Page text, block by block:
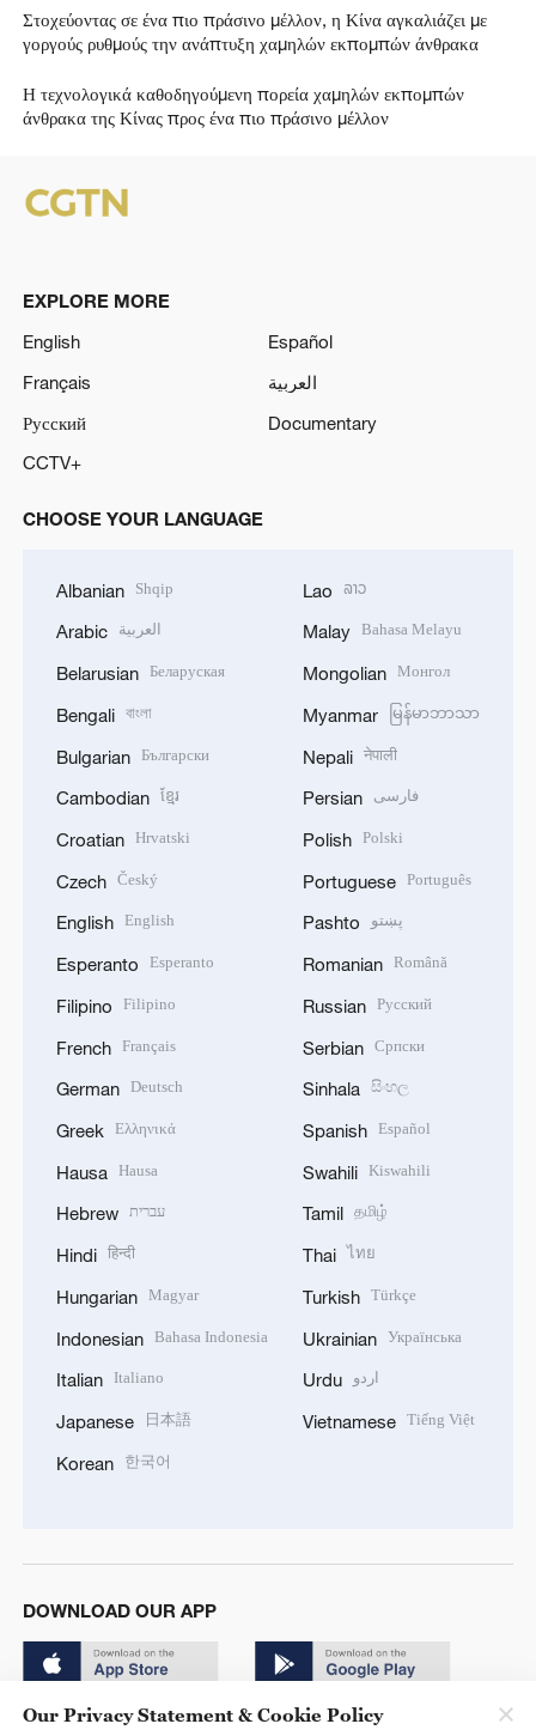
Στοχεύοντας σε ένα πιο πράσινο μέλλον, η Κίνα αγκαλιάζει με
γοργούς ρυθμούς την ανάπτυξη χαμηλών εκπομπών άνθρακα
Η τεχνολογικά καθοδηγούμενη πορεία χαμηλών εκπομπών
άνθρακα της Κίνας προς ένα πιο πράσινο μέλλον
EXPLORE MORE
English
Español
Français
العربية
Русский
Documentary
CCTV+
CHOOSE YOUR LANGUAGE
Albanian Shqip
Arabic العربية
Belarusian Беларуская
Bengali বাংলা
Bulgarian Български
Cambodian ខ្មែរ
Croatian Hrvatski
Czech Český
English English
Esperanto Esperanto
Filipino Filipino
French Français
German Deutsch
Greek Ελληνικά
Hausa Hausa
Hebrew עברית
Hindi हिन्दी
Hungarian Magyar
Indonesian Bahasa Indonesia
Italian Italiano
Japanese 日本語
Korean 한국어
Lao ລາວ
Malay Bahasa Melayu
Mongolian Монгол
Myanmar မြန်မာဘာသာ
Nepali नेपाली
Persian فارسی
Polish Polski
Portuguese Português
Pashto پښتو
Romanian Română
Russian Русский
Serbian Српски
Sinhala සිංහල
Spanish Español
Swahili Kiswahili
Tamil தமிழ்
Thai ไทย
Turkish Türkçe
Ukrainian Українська
Urdu اردو
Vietnamese Tiếng Việt
DOWNLOAD OUR APP
Our Privacy Statement & Cookie Policy